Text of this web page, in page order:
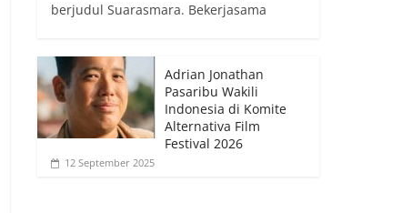
berjudul Suarasmara. Bekerjasama
Adrian Jonathan
Pasaribu Wakili
Indonesia di Komite
Alternativa Film
Festival 2026
12 September 2025